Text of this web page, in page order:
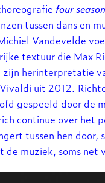
four
tussen dans en
Vandevelde
textuur die Max
zijn herinterpretatie
uit 2012.
gespeeld door de
continue over het
tussen hen door,
de muziek, soms net